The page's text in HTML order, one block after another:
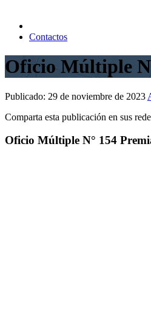
Contactos
Oficio Múltiple
Publicado: 29 de noviembre de 2023
Comparta esta publicación en sus
Oficio Múltiple N° 154